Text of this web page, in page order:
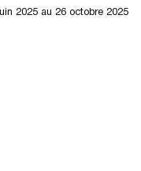
2025 au 26 octobre 2025